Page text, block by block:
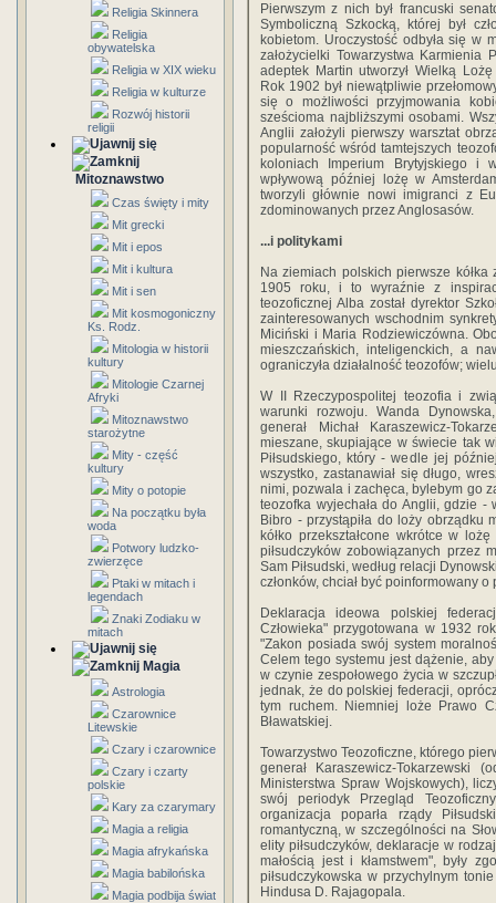
Religia Skinnera
Religia
obywatelska
Religia w XIX wieku
Religia w kulturze
Rozwój historii
religii
Mitoznawstwo
Czas święty i mity
Mit grecki
Mit i epos
Mit i kultura
Mit i sen
Mit kosmogoniczny
Ks. Rodz.
Mitologia w historii
kultury
Mitologie Czarnej
Afryki
Mitoznawstwo
starożytne
Mity - część
kultury
Mity o potopie
Na początku była
woda
Potwory ludzko-
zwierzęce
Ptaki w mitach i
legendach
Znaki Zodiaku w
mitach
Magia
Astrologia
Czarownice
Litewskie
Czary i czarownice
Czary i czarty
polskie
Kary za czarymary
Magia a religia
Magia afrykańska
Magia babilońska
Magia podbija świat
Pierwszym z nich był francuski
Symboliczną Szkocką, której był
kobietom. Uroczystość odbyła się
założycielki Towarzystwa Karmienia
adeptek Martin utworzył Wielką
Rok 1902 był niewątpliwie
się o możliwości przyjmowania
sześcioma najbliższymi osobami.
Anglii założyli pierwszy warsztat
popularność wśród tamtejszych
koloniach Imperium Brytyjskiego i
wpływową później lożę w
tworzyli głównie nowi imigranci z
zdominowanych przez Anglosasów.
...i politykami
Na ziemiach polskich pierwsze
1905 roku, i to wyraźnie z
teozoficznej Alba został dyrektor
zainteresowanych wschodnim
Miciński i Maria Rodziewiczówna.
mieszczańskich, inteligenckich, a
ograniczyła działalność teozofów;
W II Rzeczypospolitej teozofia i
warunki rozwoju. Wanda
generał Michał Karaszewicz-
mieszane, skupiające w świecie tak
Piłsudskiego, który - wedle jej
wszystko, zastanawiał się długo,
nimi, pozwala i zachęca, bylebym go
teozofka wyjechała do Anglii, gdzie -
Bibro - przystąpiła do loży obrządku
kółko przekształcone wkrótce w
piłsudczyków zobowiązanych przez
Sam Piłsudski, według relacji
członków, chciał być poinformowany
Deklaracja ideowa polskiej
Człowieka" przygotowana w 1932
"Zakon posiada swój system
Celem tego systemu jest dążenie,
w czynie zespołowego życia w
jednak, że do polskiej federacji,
tym ruchem. Niemniej loże Prawo
Bławatskiej.
Towarzystwo Teozoficzne, którego
generał Karaszewicz-Tokarzewski
Ministerstwa Spraw Wojskowych),
swój periodyk Przegląd
organizacja poparła rządy
romantyczną, w szczególności na
elity piłsudczyków, deklaracje w
małością jest i kłamstwem", były
piłsudczykowska w przychylnym
Hindusa D. Rajagopala.